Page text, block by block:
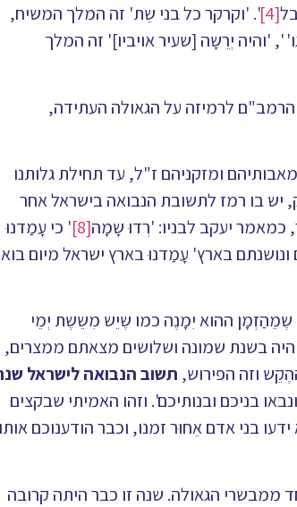
[4]
'. 'וקרקר כל בני שֵת' זה המלך המשיח,
', 'והיה יְרֵשָה [שעיר אויביו]' זה המלך
לרמיזה על הגאולה העתידה,
ומזקניהם ז"ל, עד תחילת גלותנו
יש בו רמז לתשובת הנבואה בישראל אחר
כמאמר יעקב לבניו: 'רְדוּ שָמָה[8]
' כי עָמַדנוּ
בארץ' עָמַדנוּ בארץ ישראל מיום
ההוא יִמָנֶה כמו שֶיֵש מִשֵשֶת יְמֵי
בשנת שמונה ושלושים מצאתם ממצרים,
וזה הפירוש, תשוב הנבואה לישראל
בניכם ובנותיכם'. וזהו האמיתי שבקצים
בני אדם אֵחוּר זמנו, וכבר הודענוכם
בשנת 4972 ליצירה, ואירוע זה, יהיה אחד ממבשרי הגאולה. שנה זו כבר היתה קרובה